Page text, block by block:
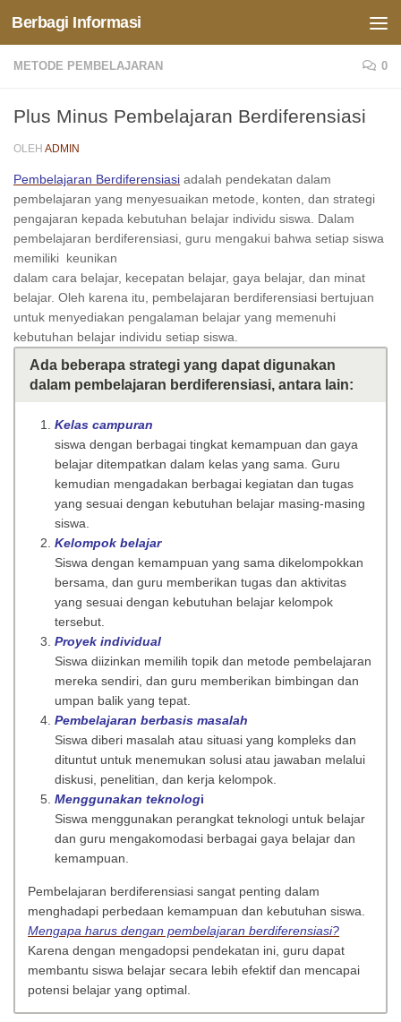
Skip to content
Berbagi Informasi
METODE PEMBELAJARAN 0
Plus Minus Pembelajaran Berdiferensiasi
OLEH ADMIN
Pembelajaran Berdiferensiasi adalah pendekatan dalam
pembelajaran yang menyesuaikan metode, konten, dan strategi
pengajaran kepada kebutuhan belajar individu siswa. Dalam
pembelajaran berdiferensiasi, guru mengakui bahwa setiap siswa
memiliki keunikan
dalam cara belajar, kecepatan belajar, gaya belajar, dan minat
belajar. Oleh karena itu, pembelajaran berdiferensiasi bertujuan
untuk menyediakan pengalaman belajar yang memenuhi
kebutuhan belajar individu setiap siswa.
Ada beberapa strategi yang dapat digunakan
dalam pembelajaran berdiferensiasi, antara lain:
Kelas campuran
siswa dengan berbagai tingkat kemampuan dan gaya
belajar ditempatkan dalam kelas yang sama. Guru
kemudian mengadakan berbagai kegiatan dan tugas
yang sesuai dengan kebutuhan belajar masing-masing
siswa.
Kelompok belajar
Siswa dengan kemampuan yang sama dikelompokkan
bersama, dan guru memberikan tugas dan aktivitas
yang sesuai dengan kebutuhan belajar kelompok
tersebut.
Proyek individual
Siswa diizinkan memilih topik dan metode pembelajaran
mereka sendiri, dan guru memberikan bimbingan dan
umpan balik yang tepat.
Pembelajaran berbasis masalah
Siswa diberi masalah atau situasi yang kompleks dan
dituntut untuk menemukan solusi atau jawaban melalui
diskusi, penelitian, dan kerja kelompok.
Menggunakan teknologi
Siswa menggunakan perangkat teknologi untuk belajar
dan guru mengakomodasi berbagai gaya belajar dan
kemampuan.
Pembelajaran berdiferensiasi sangat penting dalam
menghadapi perbedaan kemampuan dan kebutuhan siswa.
Mengapa harus dengan pembelajaran berdiferensiasi?
Karena dengan mengadopsi pendekatan ini, guru dapat
membantu siswa belajar secara lebih efektif dan mencapai
potensi belajar yang optimal.